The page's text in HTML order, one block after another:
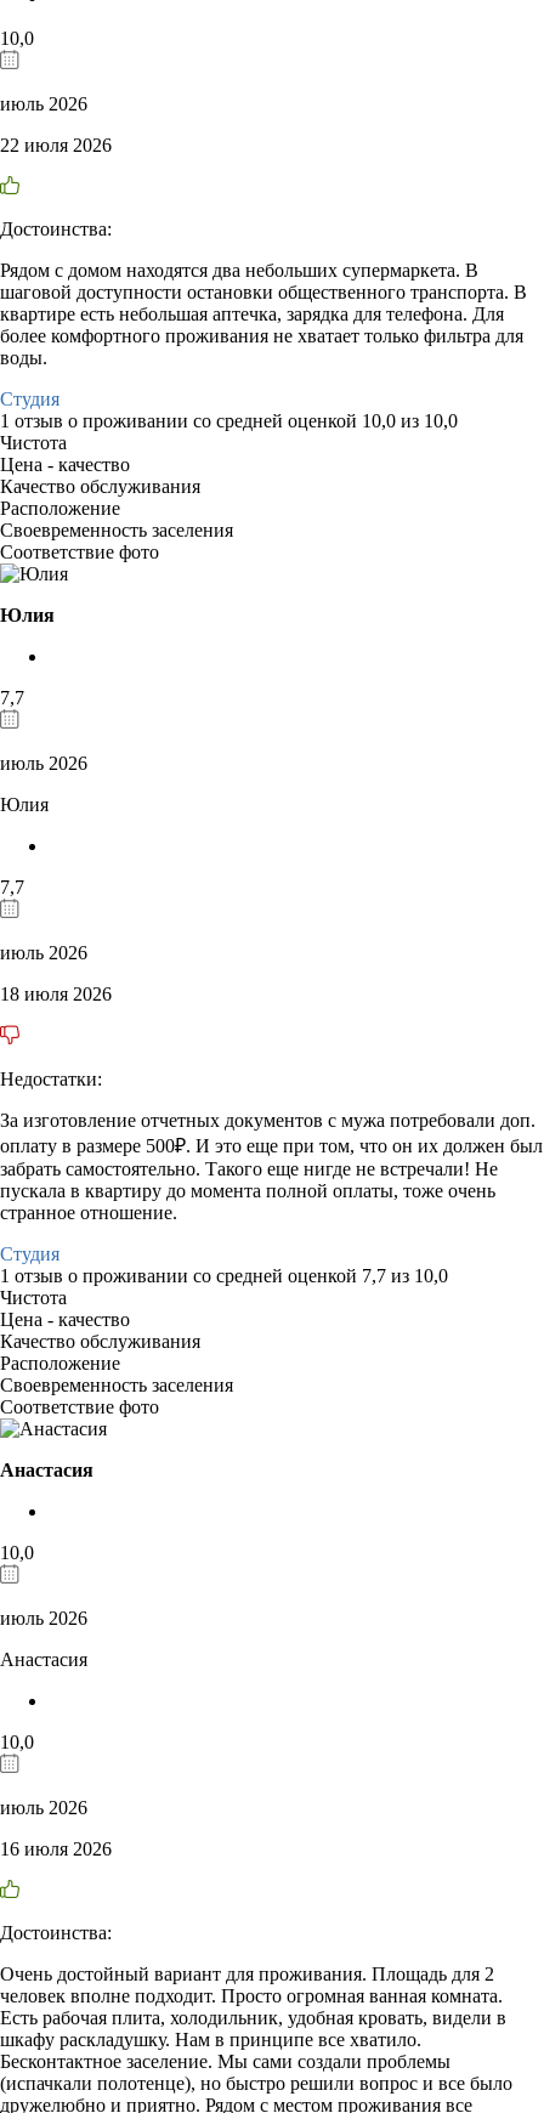
10,0
июль 2026
22 июля 2026
Достоинства:
Рядом с домом находятся два небольших супермаркета. В
шаговой доступности остановки общественного транспорта. В
квартире есть небольшая аптечка, зарядка для телефона. Для
более комфортного проживания не хватает только фильтра для
воды.
Студия
1 отзыв о проживании со средней оценкой 10,0 из 10,0
Чистота
Цена - качество
Качество обслуживания
Расположение
Своевременность заселения
Соответствие фото
Юлия
7,7
июль 2026
Юлия
7,7
июль 2026
18 июля 2026
Недостатки:
За изготовление отчетных документов с мужа потребовали доп.
оплату в размере 500₽. И это еще при том, что он их должен был
забрать самостоятельно. Такого еще нигде не встречали! Не
пускала в квартиру до момента полной оплаты, тоже очень
странное отношение.
Студия
1 отзыв о проживании со средней оценкой 7,7 из 10,0
Чистота
Цена - качество
Качество обслуживания
Расположение
Своевременность заселения
Соответствие фото
Анастасия
10,0
июль 2026
Анастасия
10,0
июль 2026
16 июля 2026
Достоинства:
Очень достойный вариант для проживания. Площадь для 2
человек вполне подходит. Просто огромная ванная комната.
Есть рабочая плита, холодильник, удобная кровать, видели в
шкафу раскладушку. Нам в принципе все хватило.
Бесконтактное заселение. Мы сами создали проблемы
(испачкали полотенце), но быстро решили вопрос и все было
дружелюбно и приятно. Рядом с местом проживания все